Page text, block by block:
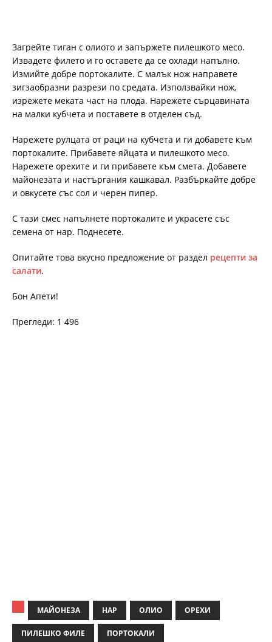
Загрейте тиган с олиото и запържете пилешкото месо.
Извадете филето и го оставете да се охлади напълно.
Измийте добре портокалите. С малък нож направете
зигзаобразни разрези по средата. Използвайки нож,
изрежете меката част на плода. Нарежете сърцавината
на малки кубчета и поставете в отделен съд.
Нарежете рулцата от раци на кубчета и ги добавете към
портокалите. Прибавете яйцата и пилешкото месо.
Нарежете орехите и ги прибавете към смета. Добавете
майонезата и настъргания кашкавал. Разбъркайте добре
и овкусете със сол и черен пипер.
С тази смес напълнете портокалите и украсете със
семена от нар. Поднесете.
Опитайте това вкусно предложение от раздел рецепти за
салати.
Бон Апети!
Прегледи: 1 496
МАЙОНЕЗА НАР ОЛИО ОРЕХИ
ПИЛЕШКО ФИЛЕ ПОРТОКАЛИ